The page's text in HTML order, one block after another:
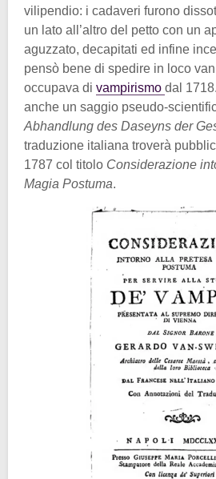
vilipendio: i cadaveri furono
un lato all’altro del petto con un
aguzzato, decapitati ed infine
pensò bene di spedire in loco
occupava di vampirismo dal
anche un saggio pseudo-
Abhandlung des Daseyns der
traduzione italiana troverà
1787 col titolo Considerazione
Magia Postuma.